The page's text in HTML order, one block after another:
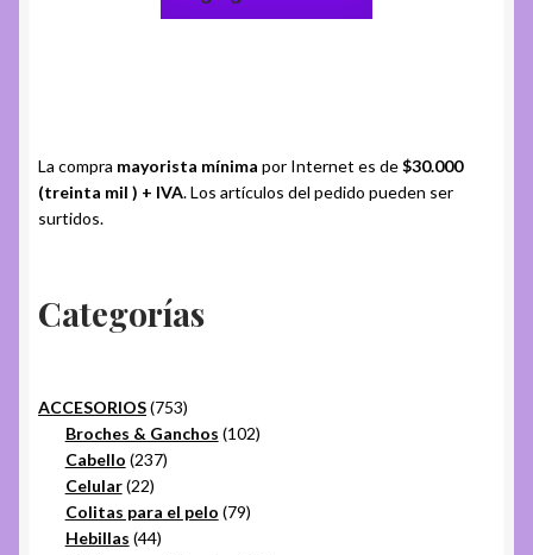
La compra mayorista mínima por Internet es de$30.000
(treinta mil ) + IVA. Los artículos del pedido pueden ser
surtidos.
Categorías
ACCESORIOS 753753
productos
Broches & Ganchos 102102
Cabello 237237
Celular 2222
productos
Colitas para el pelo 7979
Hebillas 4444